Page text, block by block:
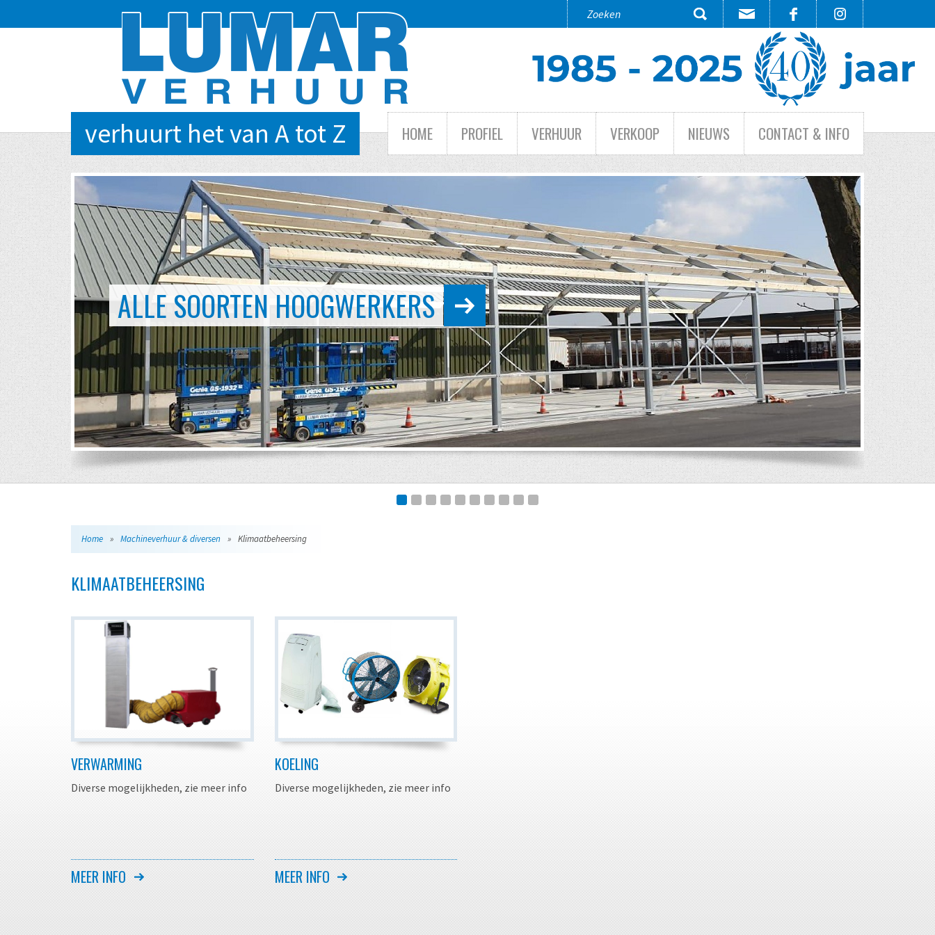
verhuurt het van A tot Z HOME PROFIEL VERHUUR VERKOOP NIEUWS CONTACT & INFO
EVENTS VAN KLEIN TOT GROOT
Home » Machineverhuur & diversen » Klimaatbeheersing
KLIMAATBEHEERSING
VERWARMING
Diverse mogelijkheden, zie meer info
MEER INFO
KOELING
Diverse mogelijkheden, zie meer info
MEER INFO